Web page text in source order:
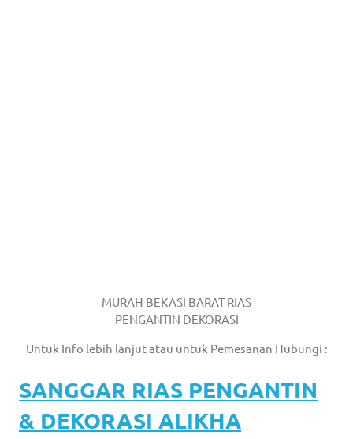
MURAH BEKASI BARAT RIAS
PENGANTIN DEKORASI
Untuk Info lebih lanjut atau untuk Pemesanan Hubungi :
SANGGAR RIAS PENGANTIN
& DEKORASI ALIKHA